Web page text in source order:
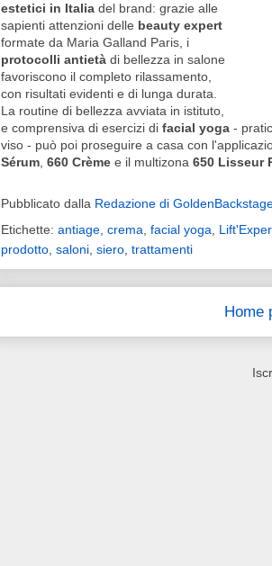
estetici in Italia del brand: grazie alle
sapienti attenzioni delle beauty expert
formate da Maria Galland Paris, i
protocolli antietà di bellezza in salone
favoriscono il completo rilassamento,
con risultati evidenti e di lunga durata.
La routine di bellezza avviata in istituto,
e comprensiva di esercizi di facial yoga -
viso - può poi proseguire a casa con
Sérum, 660 Crème e il multizona 650 Lisseur
Pubblicato dalla Redazione di
Etichette: antiage, crema, facial yoga,
prodotto, saloni, siero, trattamenti
Home